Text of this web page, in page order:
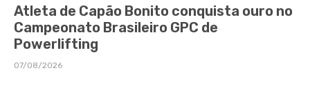
Atleta de Capão Bonito conquista ouro no
Campeonato Brasileiro GPC de
Powerlifting
07/08/2026